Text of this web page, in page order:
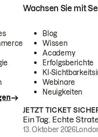
Wachsen Sie mit
Blog
Wissen
Academy
Erfolgsberichte
KI-
Webinare
Neuigkeiten
JETZT TICKET
Ein Tag. Echte
13. Oktober 2026